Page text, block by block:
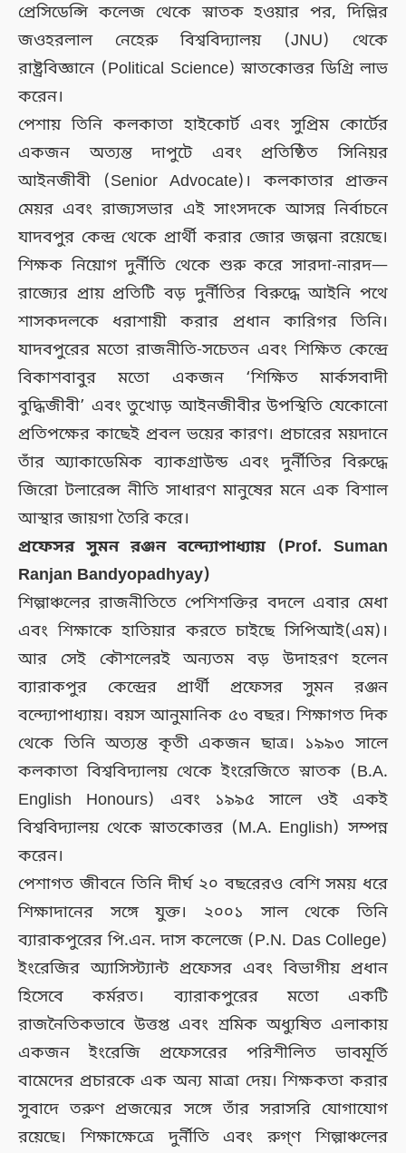
প্রেসিডেন্সি কলেজ থেকে স্নাতক হওয়ার পর, দিল্লির
জওহরলাল নেহেরু বিশ্ববিদ্যালয় (JNU) থেকে
রাষ্ট্রবিজ্ঞানে (Political Science) স্নাতকোত্তর ডিগ্রি লাভ
করেন।
পেশায় তিনি কলকাতা হাইকোর্ট এবং সুপ্রিম কোর্টের
একজন অত্যন্ত দাপুটে এবং প্রতিষ্ঠিত সিনিয়র
আইনজীবী (Senior Advocate)। কলকাতার প্রাক্তন
মেয়র এবং রাজ্যসভার এই সাংসদকে আসন্ন নির্বাচনে
যাদবপুর কেন্দ্র থেকে প্রার্থী করার জোর জল্পনা রয়েছে।
শিক্ষক নিয়োগ দুর্নীতি থেকে শুরু করে সারদা-নারদ—
রাজ্যের প্রায় প্রতিটি বড় দুর্নীতির বিরুদ্ধে আইনি পথে
শাসকদলকে ধরাশায়ী করার প্রধান কারিগর তিনি।
যাদবপুরের মতো রাজনীতি-সচেতন এবং শিক্ষিত কেন্দ্রে
বিকাশবাবুর মতো একজন ‘শিক্ষিত মার্কসবাদী
বুদ্ধিজীবী’ এবং তুখোড় আইনজীবীর উপস্থিতি যেকোনো
প্রতিপক্ষের কাছেই প্রবল ভয়ের কারণ। প্রচারের ময়দানে
তাঁর অ্যাকাডেমিক ব্যাকগ্রাউন্ড এবং দুর্নীতির বিরুদ্ধে
জিরো টলারেন্স নীতি সাধারণ মানুষের মনে এক বিশাল
আস্থার জায়গা তৈরি করে।
প্রফেসর সুমন রঞ্জন বন্দ্যোপাধ্যায় (Prof. Suman
Ranjan Bandyopadhyay)
শিল্পাঞ্চলের রাজনীতিতে পেশিশক্তির বদলে এবার মেধা
এবং শিক্ষাকে হাতিয়ার করতে চাইছে সিপিআই(এম)।
আর সেই কৌশলেরই অন্যতম বড় উদাহরণ হলেন
ব্যারাকপুর কেন্দ্রের প্রার্থী প্রফেসর সুমন রঞ্জন
বন্দ্যোপাধ্যায়। বয়স আনুমানিক ৫৩ বছর। শিক্ষাগত দিক
থেকে তিনি অত্যন্ত কৃতী একজন ছাত্র। ১৯৯৩ সালে
কলকাতা বিশ্ববিদ্যালয় থেকে ইংরেজিতে স্নাতক (B.A.
English Honours) এবং ১৯৯৫ সালে ওই একই
বিশ্ববিদ্যালয় থেকে স্নাতকোত্তর (M.A. English) সম্পন্ন
করেন।
পেশাগত জীবনে তিনি দীর্ঘ ২০ বছরেরও বেশি সময় ধরে
শিক্ষাদানের সঙ্গে যুক্ত। ২০০১ সাল থেকে তিনি
ব্যারাকপুরের পি.এন. দাস কলেজে (P.N. Das College)
ইংরেজির অ্যাসিস্ট্যান্ট প্রফেসর এবং বিভাগীয় প্রধান
হিসেবে কর্মরত। ব্যারাকপুরের মতো একটি
রাজনৈতিকভাবে উত্তপ্ত এবং শ্রমিক অধ্যুষিত এলাকায়
একজন ইংরেজি প্রফেসরের পরিশীলিত ভাবমূর্তি
বামেদের প্রচারকে এক অন্য মাত্রা দেয়। শিক্ষকতা করার
সুবাদে তরুণ প্রজন্মের সঙ্গে তাঁর সরাসরি যোগাযোগ
রয়েছে। শিক্ষাক্ষেত্রে দুর্নীতি এবং রুগ্‌ণ শিল্পাঞ্চলের